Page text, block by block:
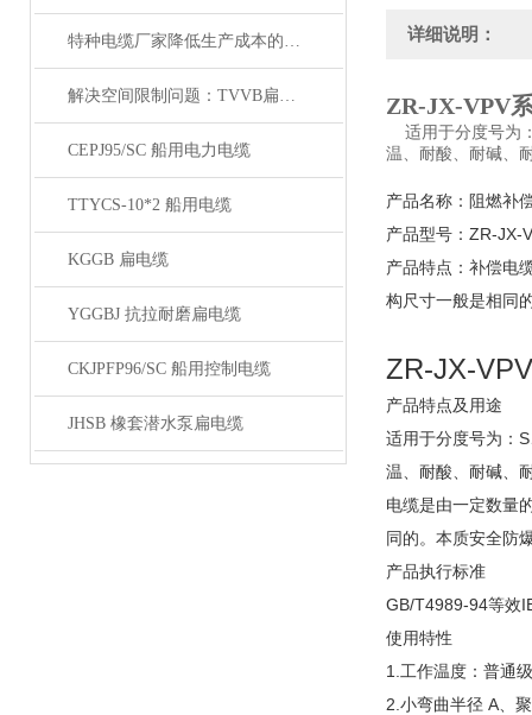
特种电缆厂家降低生产成本的合理手段
解决空间限制问题：TVVB扁电缆在紧凑环境中的优势
CEPJ95/SC 船用电力电缆
TTYCS-10*2 船用电缆
KGGB 扁电缆
YGGBJ 抗拉耐磨扁电缆
CKJPFP96/SC 船用控制电缆
JHSB 橡套潜水泵扁电缆
详细说明：
ZR-JX-VPV
适用于分度号为
温、耐酸、耐碱、
产品名称：阻燃补
产品型号：ZR-JX-
产品特点：补偿电
构尺寸一般是相同
ZR-JX-
产品特点及用途
适用于分度号为：
温、耐酸、耐碱、
电缆是由一定数量
同的。本质安全防
产品执行标准
GB/T4989-94等效
使用特性
1.工作温度：普
2.小弯曲半径 A、